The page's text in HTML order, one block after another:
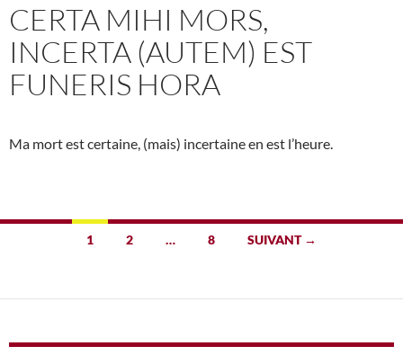
CERTA MIHI MORS,
INCERTA (AUTEM) EST
FUNERIS HORA
Ma mort est certaine, (mais) incertaine en est l’heure.
Navigation
articles
1 2 … 8 SUIVANT →